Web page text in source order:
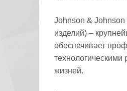
Johnson &
изделий) –
обеспечивает
жизней.